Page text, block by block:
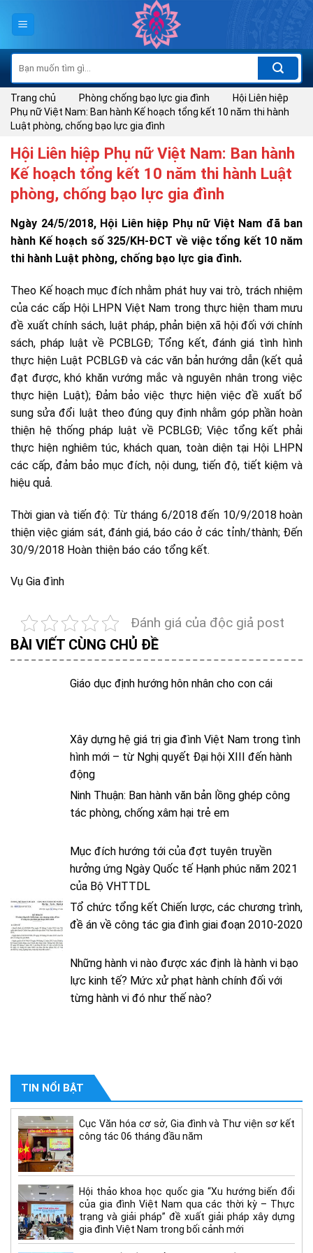
kiếm:
Trang chủ Phòng chống bạo lực gia đình
Hội Liên hiệp
Phụ nữ Việt Nam: Ban hành Kế hoạch tổng kết 10 năm thi hành
Luật phòng, chống bạo lực gia đình
Hội Liên hiệp Phụ nữ Việt Nam: Ban hành
Kế hoạch tổng kết 10 năm thi hành Luật
phòng, chống bạo lực gia đình
Ngày 24/5/2018, Hội Liên hiệp Phụ nữ Việt Nam đã ban
hành Kế hoạch số 325/KH-ĐCT về việc tổng kết 10 năm
thi hành Luật phòng, chống bạo lực gia đình.
Theo Kế hoạch mục đích nhằm phát huy vai trò, trách nhiệm
của các cấp Hội LHPN Việt Nam trong thực hiện tham mưu
đề xuất chính sách, luật pháp, phản biện xã hội đối với chính
sách, pháp luật về PCBLGĐ; Tổng kết, đánh giá tình hình
thực hiện Luật PCBLGĐ và các văn bản hướng dẫn (kết quả
đạt được, khó khăn vướng mắc và nguyên nhân trong việc
thực hiện Luật); Đảm bảo việc thực hiện việc đề xuất bổ
sung sửa đổi luật theo đúng quy định nhằm góp phần hoàn
thiện hệ thống pháp luật về PCBLGĐ; Việc tổng kết phải
thực hiện nghiêm túc, khách quan, toàn diện tại Hội LHPN
các cấp, đảm bảo mục đích, nội dung, tiến độ, tiết kiệm và
hiệu quả.
Thời gian và tiến độ: Từ tháng 6/2018 đến 10/9/2018 hoàn
thiện việc giám sát, đánh giá, báo cáo ở các tỉnh/thành; Đến
30/9/2018 Hoàn thiện báo cáo tổng kết.
Vụ Gia đình
Đánh giá của độc giả post
BÀI VIẾT CÙNG CHỦ ĐỀ
Giáo dục định hướng hôn nhân cho con cái
Xây dựng hệ giá trị gia đình Việt Nam trong tình
hình mới – từ Nghị quyết Đại hội XIII đến hành
động
Ninh Thuận: Ban hành văn bản lồng ghép công
tác phòng, chống xâm hại trẻ em
Mục đích hướng tới của đợt tuyên truyền
hưởng ứng Ngày Quốc tế Hạnh phúc năm 2021
của Bộ VHTTDL
Tổ chức tổng kết Chiến lược, các chương trình,
đề án về công tác gia đình giai đoạn 2010-2020
Những hành vi nào được xác định là hành vi bạo
lực kinh tế? Mức xử phạt hành chính đối với
từng hành vi đó như thế nào?
TIN NỔI BẬT
Cục Văn hóa cơ sở, Gia đình và Thư viện sơ kết
công tác 06 tháng đầu năm
Hội thảo khoa học quốc gia “Xu hướng biến đổi
của gia đình Việt Nam qua các thời kỳ – Thực
trạng và giải pháp” đề xuất giải pháp xây dựng
gia đình Việt Nam trong bối cảnh mới